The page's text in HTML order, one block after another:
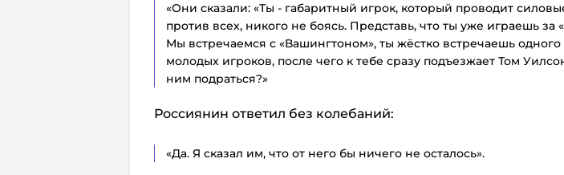
«Они сказали: «Ты - габаритный игрок, который проводит
против всех, никого не боясь. Представь, что ты уже играешь за
Мы встречаемся с «Вашингтоном», ты жёстко встречаешь одного
молодых игроков, после чего к тебе сразу подъезжает Том
ним подраться?»
Россиянин ответил без колебаний:
«Да. Я сказал им, что от него бы ничего не осталось».